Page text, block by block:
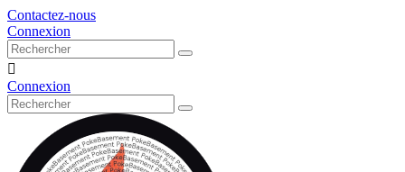
Contactez-nous
Connexion

Connexion